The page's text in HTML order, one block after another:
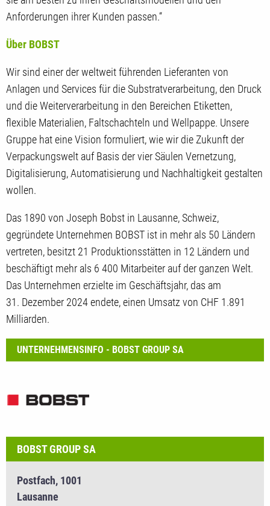
Anforderungen ihrer Kunden passen.“
Über BOBST
Wir sind einer der weltweit führenden Lieferanten von
Anlagen und Services für die Substratverarbeitung, den Druck
und die Weiterverarbeitung in den Bereichen Etiketten,
flexible Materialien, Faltschachteln und Wellpappe. Unsere
Gruppe hat eine Vision formuliert, wie wir die Zukunft der
Verpackungswelt auf Basis der vier Säulen Vernetzung,
Digitalisierung, Automatisierung und Nachhaltigkeit gestalten
wollen.
Das 1890 von Joseph Bobst in Lausanne, Schweiz,
gegründete Unternehmen BOBST ist in mehr als 50 Ländern
vertreten, besitzt 21 Produktionsstätten in 12 Ländern und
beschäftigt mehr als 6 400 Mitarbeiter auf der ganzen Welt.
Das Unternehmen erzielte im Geschäftsjahr, das am
31. Dezember 2024 endete, einen Umsatz von CHF 1.891
Milliarden.
UNTERNEHMENSINFO - BOBST GROUP SA
BOBST GROUP SA
Postfach, 1001
Lausanne